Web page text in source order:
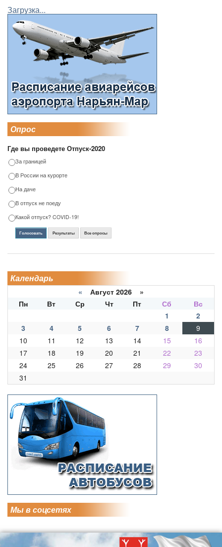
Загрузка...
Опрос
Где вы проведете Отпуск-2020
За границей
В России на курорте
На даче
В отпуск не поеду
Какой отпуск? COVID-19!
Голосовать Результаты Все опросы
Календарь
« Август 2026 »
Пн
Вт Ср Чт Пт Сб
Вс
1
2
3
4 5 6 7 8
9
10
11 12 13 14 15
16
17
18 19 20 21 22
23
24
25 26 27 28 29
30
31
Мы в соцсетях